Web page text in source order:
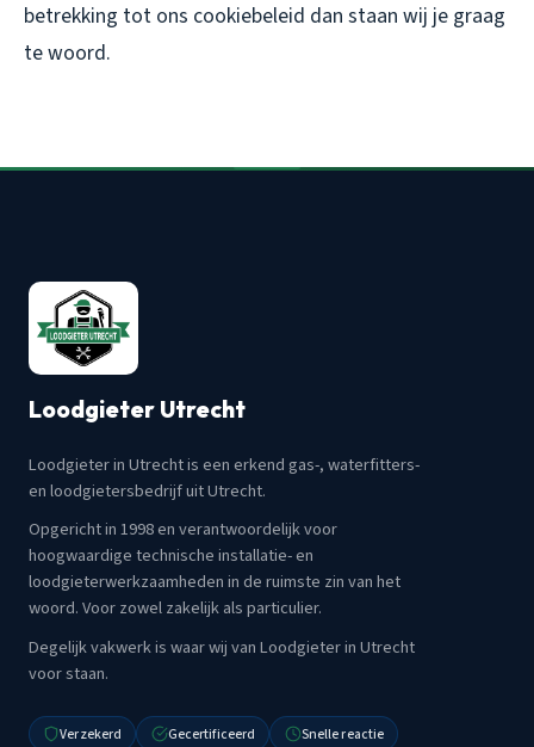
betrekking tot ons cookiebeleid dan staan wij je graag
te woord.
Loodgieter Utrecht
Loodgieter in Utrecht is een erkend gas-, waterfitters-
en loodgietersbedrijf uit Utrecht.
Opgericht in 1998 en verantwoordelijk voor
hoogwaardige technische installatie- en
loodgieterwerkzaamheden in de ruimste zin van het
woord. Voor zowel zakelijk als particulier.
Degelijk vakwerk is waar wij van Loodgieter in Utrecht
voor staan.
Verzekerd Gecertificeerd Snelle reactie